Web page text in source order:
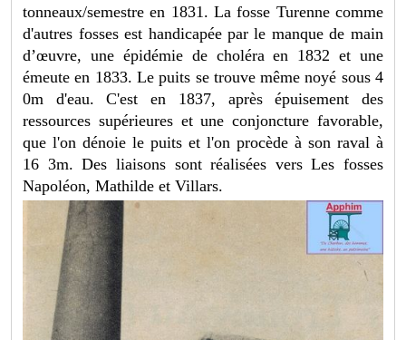
tonneaux/semestre en 1831. La fosse Turenne comme
d'autres fosses est handicapée par le manque de main
d’œuvre, une épidémie de choléra en 1832 et une
émeute en 1833. Le puits se trouve même noyé sous 4
0m d'eau. C'est en 1837, après épuisement des
ressources supérieures et une conjoncture favorable,
que l'on dénoie le puits et l'on procède à son raval à
16 3m. Des liaisons sont réalisées vers Les fosses
Napoléon, Mathilde et Villars.